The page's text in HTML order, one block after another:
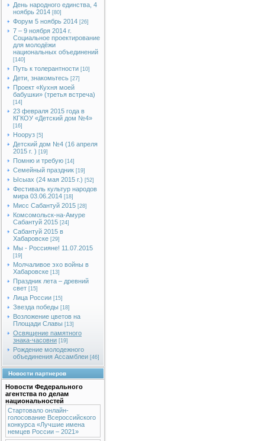
День народного единства, 4
ноябрь 2014 [80]
Форум 5 ноябрь 2014 [26]
7 – 9 ноября 2014 г.
Социальное проектирование
для молодёжи
национальных объединений
[140]
Путь к толерантности [10]
Дети, знакомьтесь [27]
Проект «Кухня моей
бабушки» (третья встреча)
[14]
23 февраля 2015 года в
КГКОУ «Детский дом №4»
[16]
Нооруз [5]
Детский дом №4 (16 апреля
2015 г. ) [19]
Помню и требую [14]
Семейный праздник [19]
Ысыах (24 мая 2015 г.) [52]
Фестиваль культур народов
мира 03.06.2014 [18]
Мисс Сабантуй 2015 [28]
Комсомольск-на-Амуре
Сабантуй 2015 [24]
Сабантуй 2015 в
Хабаровске [29]
Мы - Россияне! 11.07.2015
[19]
Молчаливое эхо войны в
Хабаровске [13]
Праздник лета – древний
свет [15]
Лица России [15]
Звезда победы [18]
Возложение цветов на
Площади Славы [13]
Освящение памятного
знака-часовни [19]
Рождение молодежного
объединения Ассамблеи [46]
Новости партнеров
Новости Федерального
агентства по делам
национальностей
Стартовало онлайн-
голосование Всероссийского
конкурса «Лучшие имена
немцев России – 2021»